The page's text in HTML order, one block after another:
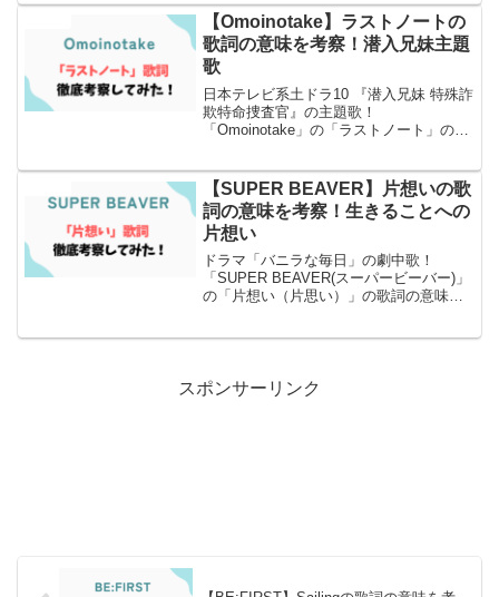
【Omoinotake】ラストノートの
歌詞の意味を考察！潜入兄妹主題
歌
日本テレビ系土ドラ10 『潜入兄妹 特殊詐
欺特命捜査官』の主題歌！
「Omoinotake」の「ラストノート」の歌
【SUPER BEAVER】片想いの歌
詞の意味を考察！生きることへの
片想い
ドラマ「バニラな毎日」の劇中歌！
「SUPER BEAVER(スーパービーバー)」
の「片想い（片思い）」の歌詞の意味に
スポンサーリンク